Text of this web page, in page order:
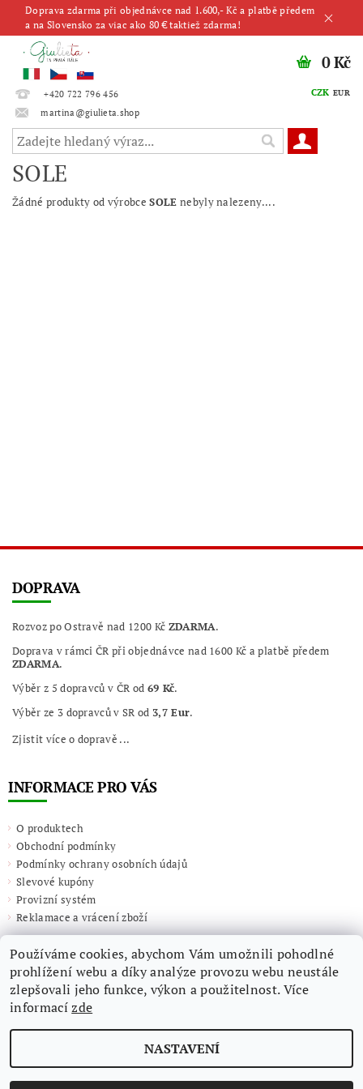
Doprava zdarma při objednávce nad 1.600,- Kč a platbě předem
a na Slovensko za viac ako 80 € taktiež zdarma!
+420 722 796 456
martina@giulieta.shop
CZK EUR
0 Kč
SOLE
Žádné produkty od výrobceSOLE nebyly nalezeny....
DOPRAVA
Rozvoz po Ostravě nad 1200 Kč ZDARMA.
Doprava v rámci ČR při objednávce nad 1600 Kč a platbě předem
ZDARMA.
Výběr z 5 dopravců v ČR od 69 Kč.
Výběr ze 3 dopravců v SR od 3,7 Eur.
Zjistit více o dopravě ...
INFORMACE PRO VÁS
O produktech
Obchodní podmínky
Podmínky ochrany osobních údajů
Slevové kupóny
Provizní systém
Reklamace a vrácení zboží
Používáme cookies, abychom Vám umožnili pohodlné
prohlížení webu a díky analýze provozu webu neustále
zlepšovali jeho funkce, výkon a použitelnost. Více
informacízde
NASTAVENÍ